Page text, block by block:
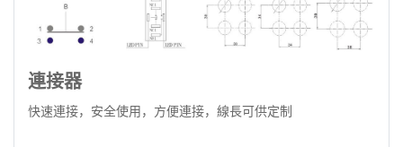
連接器
快速連接，安全使用，方便連接，線長可供定制